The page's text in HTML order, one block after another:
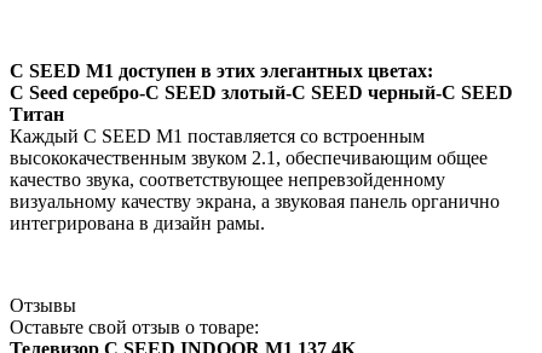
C SEED M1 доступен в этих элегантных цветах:
C Seed серебро-C SEED злотый-C SEED черный-C SEED
Титан
Каждый C SEED M1 поставляется со встроенным
высококачественным звуком 2.1, обеспечивающим общее
качество звука, соответствующее непревзойденному
визуальному качеству экрана, а звуковая панель органично
интегрирована в дизайн рамы.
Отзывы
Оставьте свой отзыв о товаре:
Телевизор C SEED INDOOR M1 137 4K